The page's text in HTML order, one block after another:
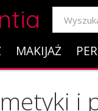
MAKIJAŻ
i